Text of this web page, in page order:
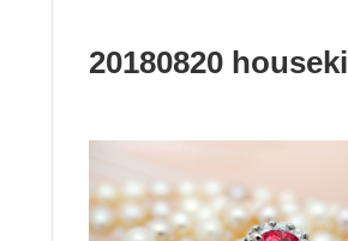
20180820 houseki